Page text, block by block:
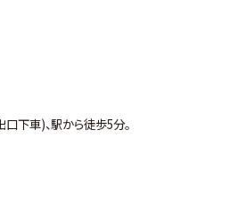
下車)、駅から徒歩5分。